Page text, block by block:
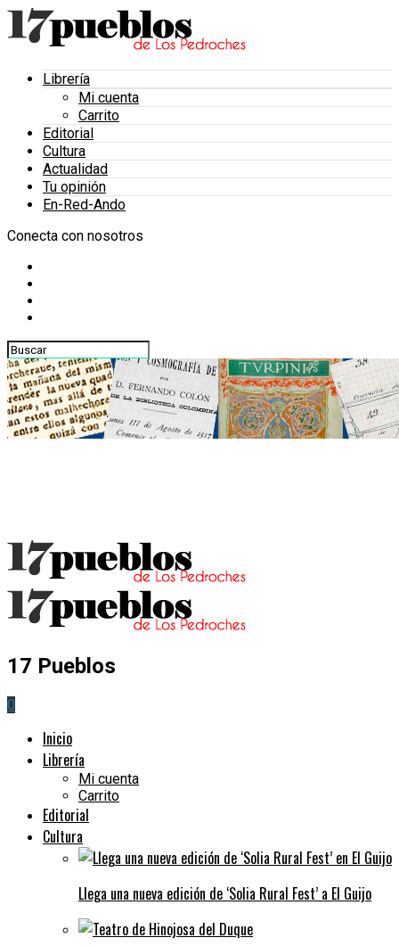
Librería
Mi cuenta
Carrito
Editorial
Cultura
Actualidad
Tu opinión
En-Red-Ando
Conecta con nosotros
17 Pueblos
0
Inicio
Librería
Mi cuenta
Carrito
Editorial
Cultura
Llega una nueva edición de ‘Solia Rural Fest’ a El Guijo